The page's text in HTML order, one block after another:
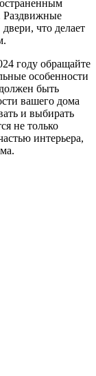
Раздвижные
что делает
году обращайте
особенности
быть
вашего дома
и выбирать
не только
интерьера,